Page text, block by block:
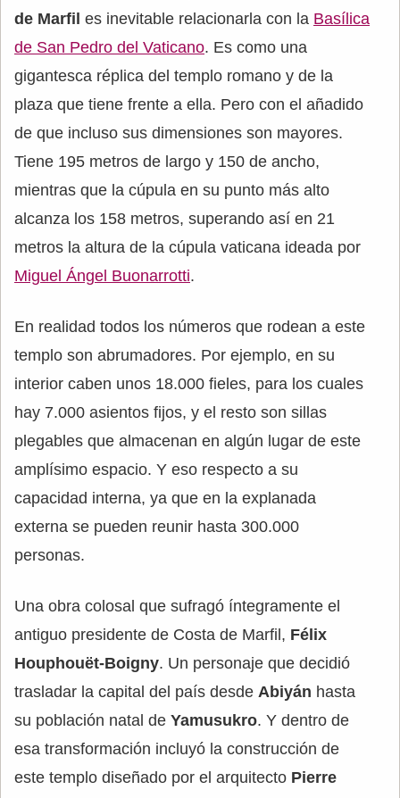
de Marfil es inevitable relacionarla con la Basílica
de San Pedro del Vaticano. Es como una
gigantesca réplica del templo romano y de la
plaza que tiene frente a ella. Pero con el añadido
de que incluso sus dimensiones son mayores.
Tiene 195 metros de largo y 150 de ancho,
mientras que la cúpula en su punto más alto
alcanza los 158 metros, superando así en 21
metros la altura de la cúpula vaticana ideada por
Miguel Ángel Buonarrotti.
En realidad todos los números que rodean a este
templo son abrumadores. Por ejemplo, en su
interior caben unos 18.000 fieles, para los cuales
hay 7.000 asientos fijos, y el resto son sillas
plegables que almacenan en algún lugar de este
amplísimo espacio. Y eso respecto a su
capacidad interna, ya que en la explanada
externa se pueden reunir hasta 300.000
personas.
Una obra colosal que sufragó íntegramente el
antiguo presidente de Costa de Marfil, Félix
Houphouët-Boigny. Un personaje que decidió
trasladar la capital del país desde Abiyán hasta
su población natal de Yamusukro. Y dentro de
esa transformación incluyó la construcción de
este templo diseñado por el arquitecto Pierre